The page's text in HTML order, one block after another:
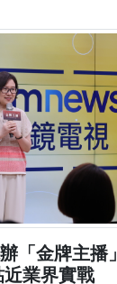
「金牌主播」
業界實戰